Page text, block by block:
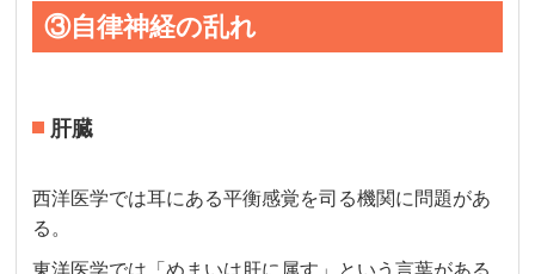
③自律神経の乱れ
肝臓
西洋医学では耳にある平衡感覚を司る機関に問題があ
る。
東洋医学では「めまいは肝に属す」という言葉がある